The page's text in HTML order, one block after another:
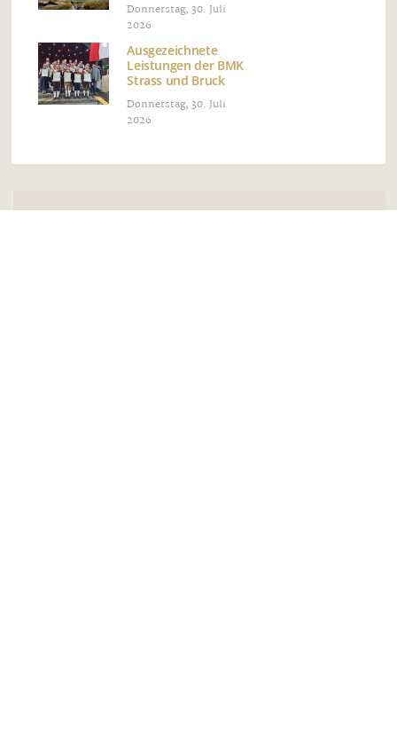
Donnerstag, 30. Juli
2026
Ausgezeichnete
Leistungen der BMK
Strass und Bruck
Donnerstag, 30. Juli
2026